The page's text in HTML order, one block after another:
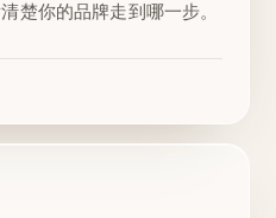
楚你的品牌走到哪一步。